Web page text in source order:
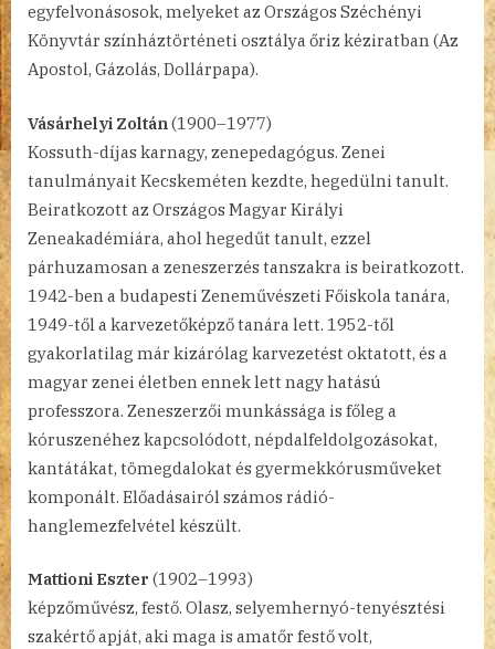
egyfelvonásosok, melyeket az Országos Széchényi
Könyvtár színháztörténeti osztálya őriz kéziratban (Az
Apostol, Gázolás, Dollárpapa).
Vásárhelyi Zoltán (1900–1977)
Kossuth-díjas karnagy, zenepedagógus. Zenei
tanulmányait Kecskeméten kezdte, hegedülni tanult.
Beiratkozott az Országos Magyar Királyi
Zeneakadémiára, ahol hegedűt tanult, ezzel
párhuzamosan a zeneszerzés tanszakra is beiratkozott.
1942-ben a budapesti Zeneművészeti Főiskola tanára,
1949-től a karvezetőképző tanára lett. 1952-től
gyakorlatilag már kizárólag karvezetést oktatott, és a
magyar zenei életben ennek lett nagy hatású
professzora. Zeneszerzői munkássága is főleg a
kóruszenéhez kapcsolódott, népdalfeldolgozásokat,
kantátákat, tömegdalokat és gyermekkórusműveket
komponált. Előadásairól számos rádió-
hanglemezfelvétel készült.
Mattioni Eszter (1902–1993)
képzőművész, festő. Olasz, selyemhernyó-tenyésztési
szakértő apját, aki maga is amatőr festő volt,